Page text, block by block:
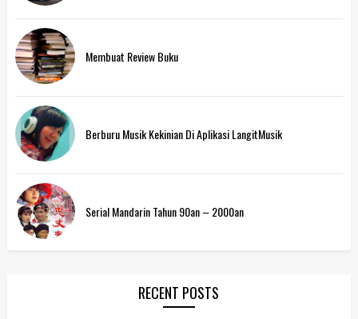
Membuat Review Buku
Berburu Musik Kekinian Di Aplikasi LangitMusik
Serial Mandarin Tahun 90an – 2000an
RECENT POSTS